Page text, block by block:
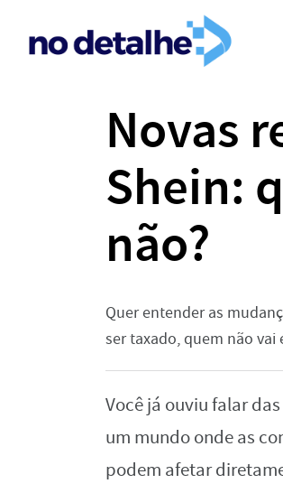
Novas
Shein:
não?
Quer entender as
ser taxado, quem não vai
Você já ouviu falar
um mundo onde as
podem afetar